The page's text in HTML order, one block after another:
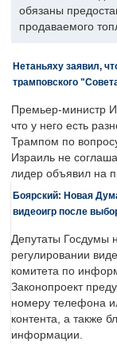
обязаны
продаваемого
Нетаньяху заявил,
трамповского
Премьер-министр
что у него есть
Трампом по
Израиль не
лидер объявил на
Боярский: Новая
видеоигр после
Депутаты Госдумы
регулировании
комитета по
Законопроект
номеру телефона
контента, а также
информации.